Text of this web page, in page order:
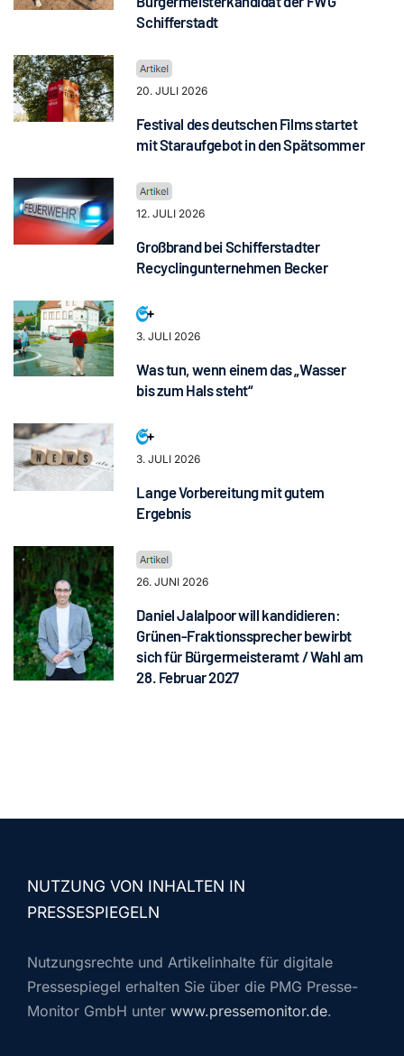
Schifferstadt
20. JULI 2026
Festival des deutschen Films startet
mit Staraufgebot in den Spätsommer
12. JULI 2026
Großbrand bei Schifferstadter
Recyclingunternehmen Becker
3. JULI 2026
Was tun, wenn einem das „Wasser
bis zum Hals steht“
3. JULI 2026
Lange Vorbereitung mit gutem
Ergebnis
26. JUNI 2026
Daniel Jalalpoor will kandidieren:
Grünen-Fraktionssprecher bewirbt
sich für Bürgermeisteramt / Wahl am
28. Februar 2027
NUTZUNG VON INHALTEN IN
PRESSESPIEGELN
Nutzungsrechte und Artikelinhalte für digitale
Pressespiegel erhalten Sie über die PMG Presse-
Monitor GmbH unter www.pressemonitor.de.